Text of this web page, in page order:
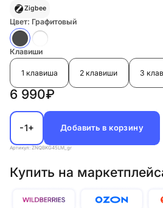
Zigbee
Цвет: Графитовый
Клавиши
1 клавиша 2 клавиши 3
6 990₽
-1+ Добавить в корзину
Артикул: ZNQBKG45LM_gr
Купить на